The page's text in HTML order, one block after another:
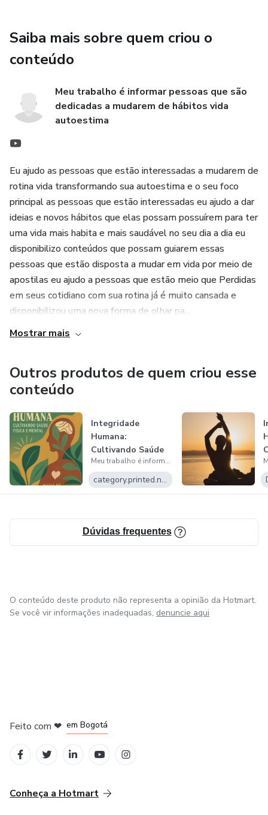
mudança começa quando você decide não desistir de si.
Livro impresso em Papel Branco, 75g/m² P&B, no tamanho
16x22cm com 8 páginas. Este produto é feito sob
a compra. Por isso, o prazo de entrega pode levar alguns
dias. Essa abordagem reduz desperdícios e estoques
sustentável e alinhada com boas práticas de ESG.
Saiba mais sobre quem criou o
conteúdo
Meu trabalho é informar pessoas que são
dedicadas a mudarem de hábitos vida
autoestima
Eu ajudo as pessoas que estão interessadas a mudarem de
rotina vida transformando sua autoestima e o seu foco
principal as pessoas que estão interessadas eu ajudo a dar
ideias e novos hábitos que elas possam possuírem para ter
uma vida mais habita e mais saudável no seu dia a dia eu
disponibilizo conteúdos que possam guiarem essas
pessoas que estão disposta a mudar em vida por meio de
apostilas eu ajudo a pessoas que estão meio que Perdidas
em seus cotidiano com sua rotina já é muito cansada e
disponibilizou uma nova forma de olhar pa...
Mostrar mais
Outros produtos de quem criou esse
conteúdo
Integridade
Humana:
Cultivando Saúde
Física e Mental
Meu trabalho é informar pessoas que são dedicadas a mudarem de hábitos vida autoestima
category.printed.name
Dúvidas frequentes
O conteúdo deste produto não representa a opinião da Hotmart.
Se você vir informações inadequadas, denuncie aqui
Feito com ❤ em Bogotá
Conheça a Hotmart